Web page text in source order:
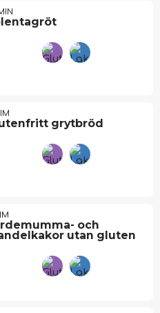
grytbröd
och
utan gluten